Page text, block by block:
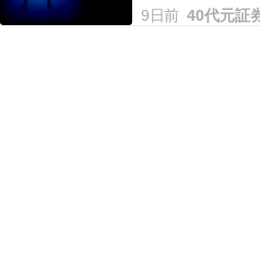
が中心で、逆に
発に転じている
9日前 40代元証